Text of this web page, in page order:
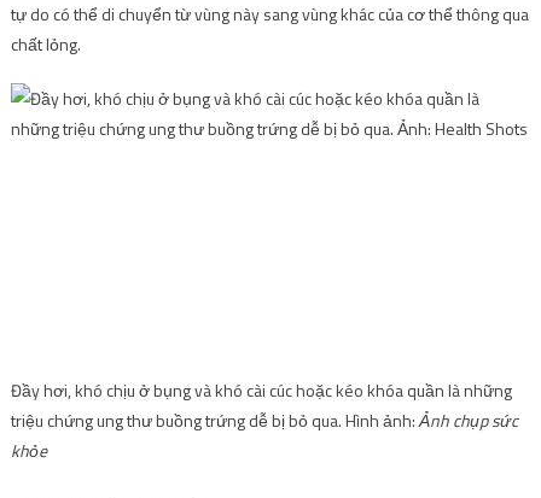
tự do có thể di chuyển từ vùng này sang vùng khác của cơ thể thông qua
chất lỏng.
Đầy hơi, khó chịu ở bụng và khó cài cúc hoặc kéo khóa quần là những
triệu chứng ung thư buồng trứng dễ bị bỏ qua. Hình ảnh:Ảnh chụp sức
khỏe